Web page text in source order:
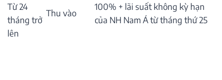
Từ 24
tháng trở
lên
Thu vào
100% + lãi suất không kỳ hạn
của NH Nam Á từ tháng thứ 25